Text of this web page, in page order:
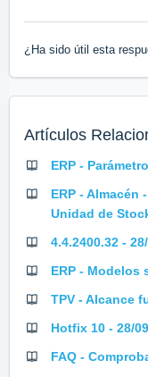
¿Ha sido útil esta
Artículos
ERP -
ERP - Almacén
Unidad de
4.4.2400.32 -
ERP - Modelos
TPV - Alcance
Hotfix 10 - 28/
FAQ -